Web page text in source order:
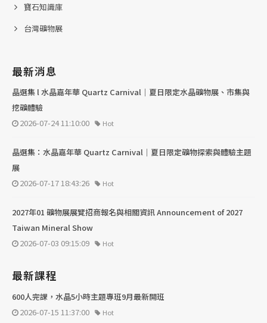
寶石知識庫
台灣礦物展
最新消息
晶選集 l 水晶嘉年華 Quartz Carnival｜夏日限定水晶礦物展、市集與
挖礦體驗
2026-07-24 11:10:00
Hot
晶選集：水晶嘉年華 Quartz Carnival｜夏日限定礦物探索與體驗主題
展
2026-07-17 18:43:26
Hot
2027年01 礦物展展覽招商報名與相關資訊 Announcement of 2027
Taiwan Mineral Show
2026-07-03 09:15:09
Hot
最新課程
600人完課，水晶5小時主題專班9月最新開班
2026-07-15 11:37:00
Hot